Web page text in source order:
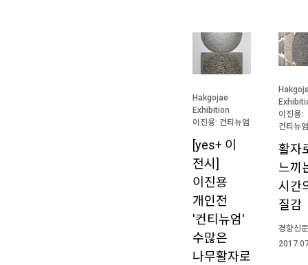
Hakgojae
Exhibition
이진용: 컨티뉴엄
[yes+ 이
전시]
이진용
개인전
'컨티뉴엄'
수많은
나무활자로
이진용:
컨티뉴엄
활자
느끼
시간
질감
경향신문